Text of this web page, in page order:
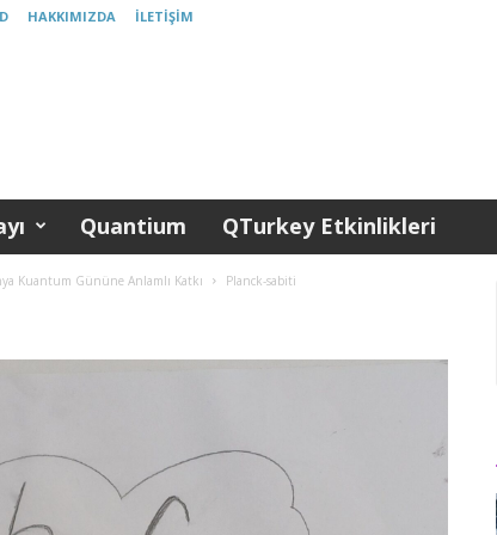
HAKKIMIZDA İLETIŞIM
Quantium QTurkey Etkinlikleri
Kuantum Gününe Anlamlı Katkı Planck-sabiti